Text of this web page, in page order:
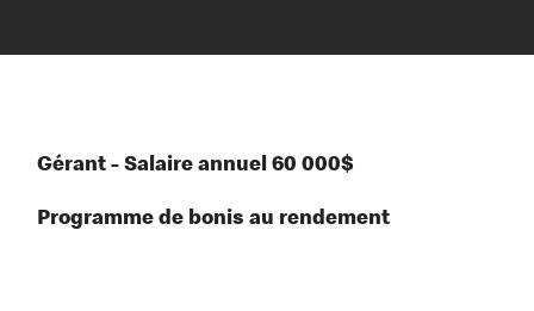
Gérant - Salaire annuel 60 000$
Programme de bonis au rendement